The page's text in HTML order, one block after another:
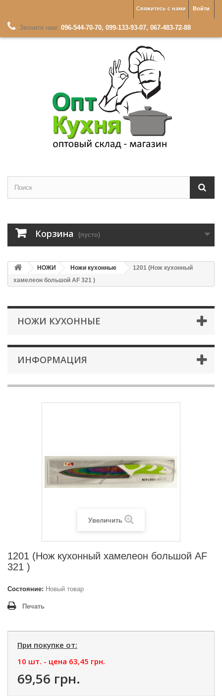
Войти
Свяжитесь с нами
Звоните нам: 096-544-70-70, 099-133-93-07, 067-483-72-88
Корзина (пусто)
НОЖИ Ножи кухонные
1201 (Нож кухонный
хамелеон большой AF 321 )
НОЖИ КУХОННЫЕ
ИНФОРМАЦИЯ
Увеличить
1201 (Нож кухонный хамелеон большой AF
321 )
Состояние: Новый товар
Печать
При покупке от:
10 шт. - цена 63,45 грн.
69,56 грн.